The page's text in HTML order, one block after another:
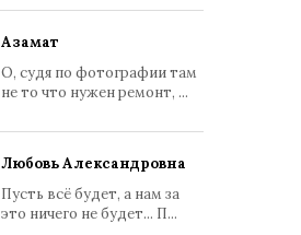
Азамат
О, судя по фотографии там
не то что нужен ремонт, ...
Любовь Александровна
Пусть всё будет, а нам за
это ничего не будет... П...